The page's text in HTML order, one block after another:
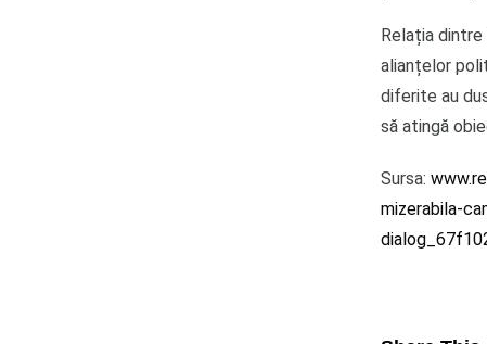
Relația
alianțelor
diferite au
să atingă
Sursa:
mizerabila-